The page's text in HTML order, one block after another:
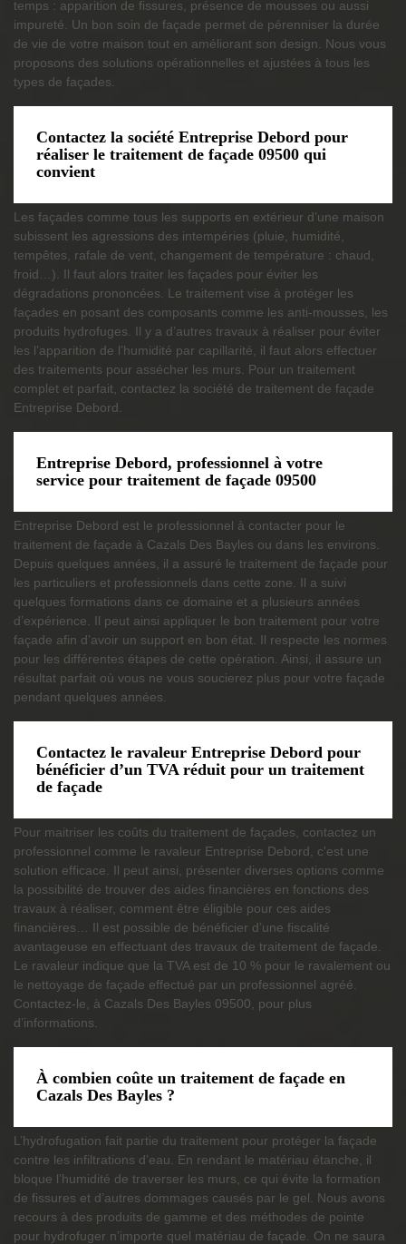
temps : apparition de fissures, présence de mousses ou aussi
impureté. Un bon soin de façade permet de pérenniser la durée
de vie de votre maison tout en améliorant son design. Nous vous
proposons des solutions opérationnelles et ajustées à tous les
types de façades.
Contactez la société Entreprise Debord pour
réaliser le traitement de façade 09500 qui
convient
Les façades comme tous les supports en extérieur d’une maison
subissent les agressions des intempéries (pluie, humidité,
tempêtes, rafale de vent, changement de température : chaud,
froid…). Il faut alors traiter les façades pour éviter les
dégradations prononcées. Le traitement vise à protéger les
façades en posant des composants comme les anti-mousses, les
produits hydrofuges. Il y a d’autres travaux à réaliser pour éviter
les l’apparition de l’humidité par capillarité, il faut alors effectuer
des traitements pour assécher les murs. Pour un traitement
complet et parfait, contactez la société de traitement de façade
Entreprise Debord.
Entreprise Debord, professionnel à votre
service pour traitement de façade 09500
Entreprise Debord est le professionnel à contacter pour le
traitement de façade à Cazals Des Bayles ou dans les environs.
Depuis quelques années, il a assuré le traitement de façade pour
les particuliers et professionnels dans cette zone. Il a suivi
quelques formations dans ce domaine et a plusieurs années
d’expérience. Il peut ainsi appliquer le bon traitement pour votre
façade afin d’avoir un support en bon état. Il respecte les normes
pour les différentes étapes de cette opération. Ainsi, il assure un
résultat parfait où vous ne vous soucierez plus pour votre façade
pendant quelques années.
Contactez le ravaleur Entreprise Debord pour
bénéficier d’un TVA réduit pour un traitement
de façade
Pour maitriser les coûts du traitement de façades, contactez un
professionnel comme le ravaleur Entreprise Debord, c'est une
solution efficace. Il peut ainsi, présenter diverses options comme
la possibilité de trouver des aides financières en fonctions des
travaux à réaliser, comment être éligible pour ces aides
financières… Il est possible de bénéficier d’une fiscalité
avantageuse en effectuant des travaux de traitement de façade.
Le ravaleur indique que la TVA est de 10 % pour le ravalement ou
le nettoyage de façade effectué par un professionnel agréé.
Contactez-le, à Cazals Des Bayles 09500, pour plus
d’informations.
À combien coûte un traitement de façade en
Cazals Des Bayles ?
L’hydrofugation fait partie du traitement pour protéger la façade
contre les infiltrations d’eau. En rendant le matériau étanche, il
bloque l’humidité de traverser les murs, ce qui évite la formation
de fissures et d’autres dommages causés par le gel. Nous avons
recours à des produits de gamme et des méthodes de pointe
pour hydrofuger n’importe quel matériau de façade. On ne saura